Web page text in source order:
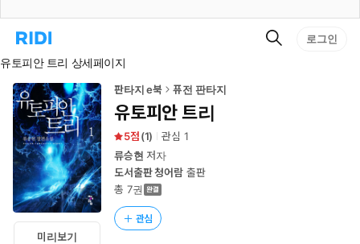
리
홈
로
이
동
검
로그인
유토피안 트리 상세페이지
미리보기
판타지 e북 퓨전 판타지
유토피안 트리
5 (1) 관심 1
류승현 저자
도서출판 청어람출판
총 7권
관심